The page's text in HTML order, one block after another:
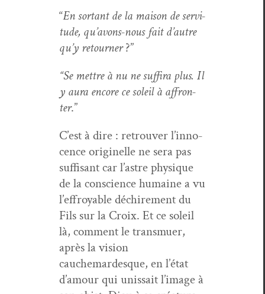
“En sor­tant de la mai­son de servi­
tude, qu’avons-nous fait d’autre
qu’y retourn­er?”
“Se met­tre à nu ne suf­fi­ra plus. Il
y aura encore ce soleil à affron­
ter.”
C’est à dire : retrou­ver l’in­no­
cence orig­inelle ne sera pas
suff­isant car l’as­tre physique
de la con­science humaine a vu
l’ef­froy­able déchire­ment du
Fils sur la Croix. Et ce soleil
là, com­ment le trans­muer,
après la vision
cauchemardesque, en l’é­tat
d’amour qui unis­sait l’im­age à